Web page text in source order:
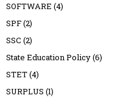
SOFTWARE (4)
SPF(2)
SSC (2)
State Education Policy(6)
STET(4)
SURPLUS (1)